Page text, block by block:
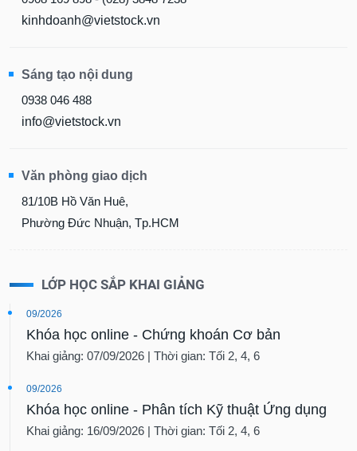
kinhdoanh@vietstock.vn
Sáng tạo nội dung
0938 046 488
info@vietstock.vn
Văn phòng giao dịch
81/10B Hồ Văn Huê,
Phường Đức Nhuận, Tp.HCM
LỚP HỌC SẮP KHAI GIẢNG
09/2026
Khóa học online - Chứng khoán Cơ bản
Khai giảng: 07/09/2026 | Thời gian: Tối 2, 4, 6
09/2026
Khóa học online - Phân tích Kỹ thuật Ứng dụng
Khai giảng: 16/09/2026 | Thời gian: Tối 2, 4, 6